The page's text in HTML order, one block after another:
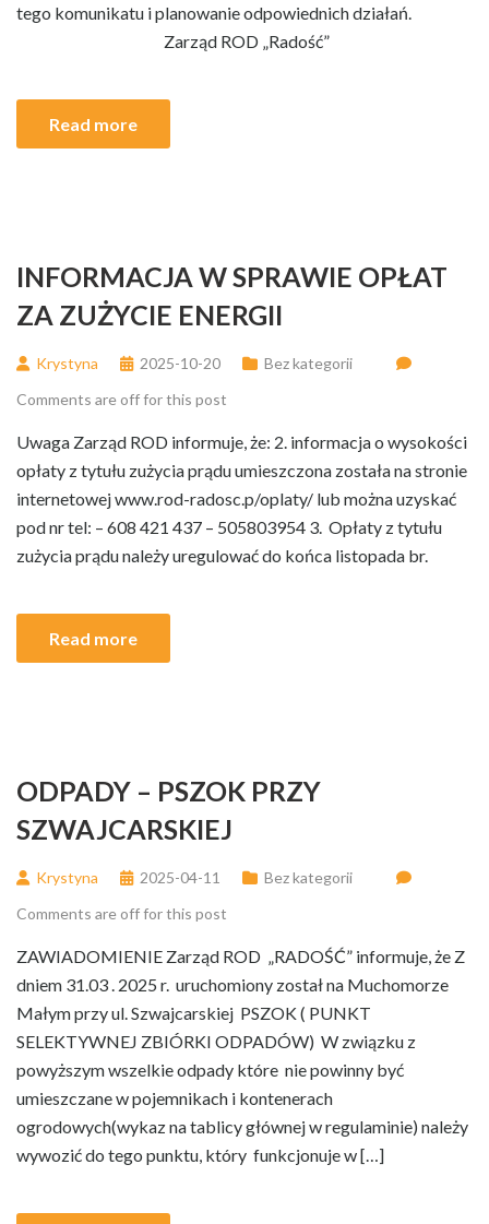
tego komunikatu i planowanie odpowiednich działań.
Zarząd ROD „Radość”
Read more
INFORMACJA W SPRAWIE OPŁAT
ZA ZUŻYCIE ENERGII
Krystyna 2025-10-20
Bez kategorii
Comments are off for this post
Uwaga Zarząd ROD informuje, że: 2. informacja o wysokości
opłaty z tytułu zużycia prądu umieszczona została na stronie
internetowej www.rod-radosc.p/oplaty/ lub można uzyskać
pod nr tel: – 608 421 437 – 505803954 3. Opłaty z tytułu
zużycia prądu należy uregulować do końca listopada br.
Read more
ODPADY – PSZOK PRZY
SZWAJCARSKIEJ
Krystyna 2025-04-11
Bez kategorii
Comments are off for this post
ZAWIADOMIENIE Zarząd ROD „RADOŚĆ” informuje, że Z
dniem 31.03 . 2025 r. uruchomiony został na Muchomorze
Małym przy ul. Szwajcarskiej PSZOK ( PUNKT
SELEKTYWNEJ ZBIÓRKI ODPADÓW) W związku z
powyższym wszelkie odpady które nie powinny być
umieszczane w pojemnikach i kontenerach
ogrodowych(wykaz na tablicy głównej w regulaminie) należy
wywozić do tego punktu, który funkcjonuje w […]